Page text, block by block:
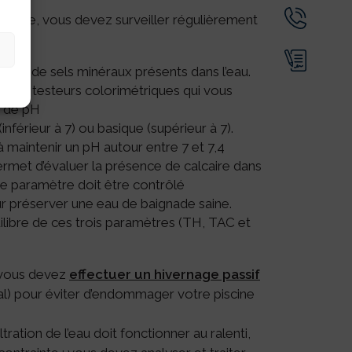
vous devez surveiller régulièrement
de sels minéraux présents dans l’eau.
testeurs colorimétriques qui vous
de pH
à 7) ou basique (supérieur à 7).
maintenir un pH autour entre 7 et 7,4
d’évaluer la présence de calcaire dans
paramètre doit être contrôlé
préserver une eau de baignade saine.
de ces trois paramètres (TH, TAC et
devez effectuer un hivernage passif
pour éviter d’endommager votre piscine
de l’eau doit fonctionner au ralenti,